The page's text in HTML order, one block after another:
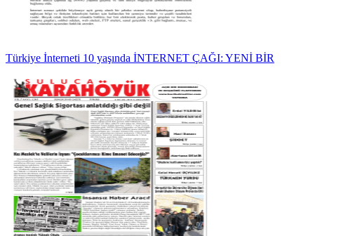
Türkiye İnterneti 10 yaşında İNTERNET ÇAĞI: YENİ BİR